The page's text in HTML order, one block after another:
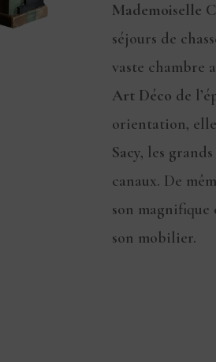
Mademoiselle
séjours de
vaste chambre
Art Déco de
orientation,
Sacy, les
canaux. De
son magnifique
son mobilier.